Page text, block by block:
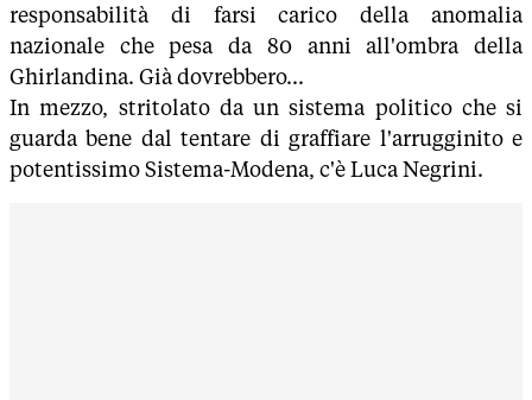
responsabilità di farsi carico della anomalia
nazionale che pesa da 80 anni all'ombra della
Ghirlandina. Già dovrebbero...
In mezzo, stritolato da un sistema politico che si
guarda bene dal tentare di graffiare l'arrugginito e
potentissimo Sistema-Modena, c'è Luca Negrini.